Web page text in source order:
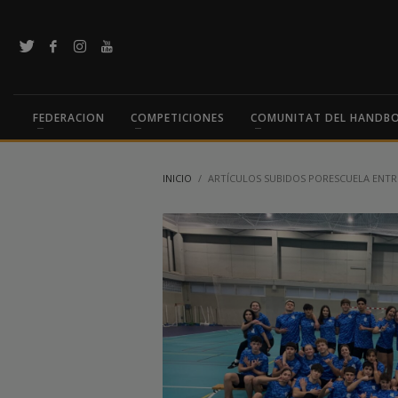
FEDERACION COMPETICIONES COMUNITAT DEL
INICIO ARTÍCULOS SUBIDOS PORESCUELA